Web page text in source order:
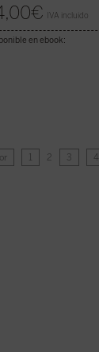
€ IVA incluido
en ebook:
1 2 3 4